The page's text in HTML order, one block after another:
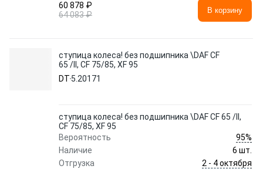
60 878 ₽
64 083 ₽
В корзину
ступица колеса! без подшипника \DAF CF
65 /II, CF 75/85, XF 95
DT 5.20171
ступица колеса! без подшипника \DAF CF 65 /II,
CF 75/85, XF 95
Вероятность
95%
Наличие
6 шт.
Отгрузка
2 - 4 октября